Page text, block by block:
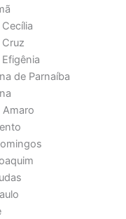
de Parnaíba
Amaro